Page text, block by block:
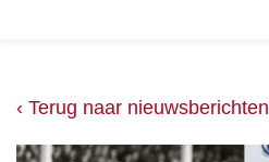
‹ Terug naar nieuwsberichten